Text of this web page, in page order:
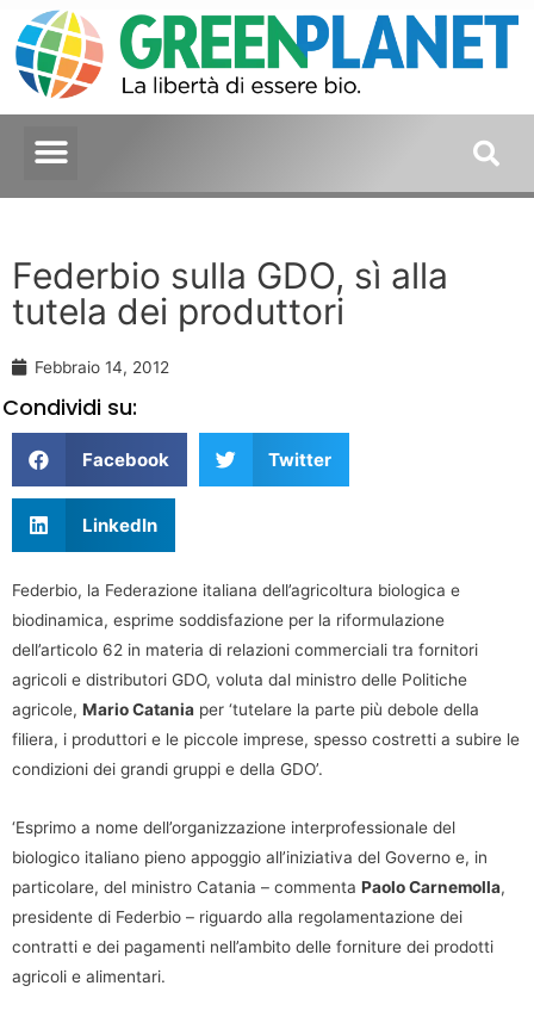
Federbio sulla GDO, sì alla
tutela dei produttori
Febbraio 14, 2012
Condividi su:
Facebook Twitter
LinkedIn
Federbio, la Federazione italiana dell’agricoltura biologica e
biodinamica, esprime soddisfazione per la riformulazione
dell’articolo 62 in materia di relazioni commerciali tra fornitori
agricoli e distributori GDO, voluta dal ministro delle Politiche
agricole, Mario Catania per ‘tutelare la parte più debole della
filiera, i produttori e le piccole imprese, spesso costretti a subire le
condizioni dei grandi gruppi e della GDO’.
‘Esprimo a nome dell’organizzazione interprofessionale del
biologico italiano pieno appoggio all’iniziativa del Governo e, in
particolare, del ministro Catania – commenta Paolo Carnemolla,
presidente di Federbio – riguardo alla regolamentazione dei
contratti e dei pagamenti nell’ambito delle forniture dei prodotti
agricoli e alimentari.